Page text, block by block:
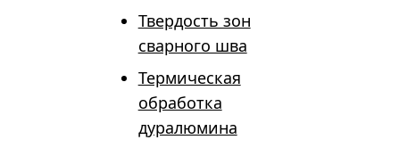
Твердость зон
сварного шва
Термическая
обработка
дуралюмина